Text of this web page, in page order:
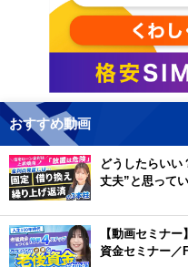
おすすめ動画
どうしたらいい
丈夫”と思って
【動画セミナ
資金セミナー／